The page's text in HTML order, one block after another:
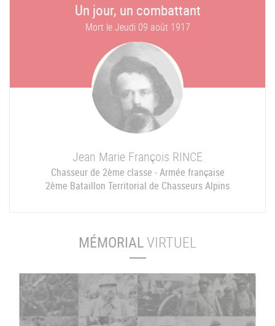
Un jour, un combattant
Mort leJeudi 09 août 1917
Jean Marie François RINCE
Chasseur de 2ème classe - Armée française
2ème Bataillon Territorial de Chasseurs Alpins
MÉMORIALVIRTUEL